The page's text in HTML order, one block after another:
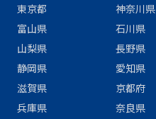
東京都
神奈川県
富山県
石川県
山梨県
長野県
静岡県
愛知県
滋賀県
京都府
兵庫県
奈良県